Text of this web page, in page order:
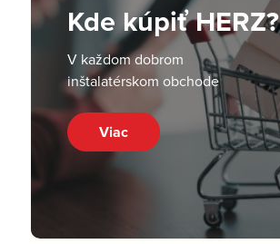
Kde kúpiť HERZ?
V každom dobrom
inštalatérskom obchode
Viac